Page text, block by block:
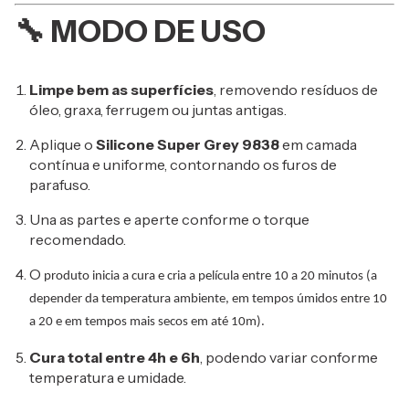
🔧 MODO DE USO
Limpe bem as superfícies, removendo resíduos de
óleo, graxa, ferrugem ou juntas antigas.
Aplique o Silicone Super Grey 9838em camada
contínua e uniforme, contornando os furos de
parafuso.
Una as partes e aperte conforme o torque
recomendado.
O produto inicia a cura e cria a película entre 10 a 20 minutos (a
depender da temperatura ambiente, em tempos úmidos entre 10
a 20 e em tempos mais secos em até 10m).
Cura total entre 4h e 6h, podendo variar conforme
temperatura e umidade.